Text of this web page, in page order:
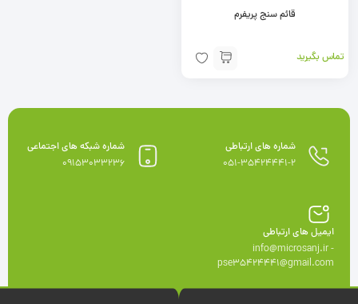
قائم سنج پریفرم
تماس بگیرید
شماره های ارتباطی
051-35424441-2
شماره شبکه های اجتماعی
09153033236
ایمیل های ارتباطی
info@microsanj.ir -
pse35424441@gmail.com